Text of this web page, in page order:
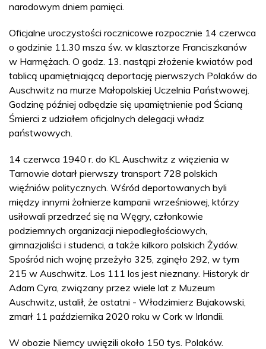
narodowym dniem pamięci.
Oficjalne uroczystości rocznicowe rozpocznie 14 czerwca
o godzinie 11.30 msza św. w klasztorze Franciszkanów
w Harmężach. O godz. 13. nastąpi złożenie kwiatów pod
tablicą upamiętniającą deportację pierwszych Polaków do
Auschwitz na murze Małopolskiej Uczelnia Państwowej.
Godzinę później odbędzie się upamiętnienie pod Ścianą
Śmierci z udziałem oficjalnych delegacji władz
państwowych.
14 czerwca 1940 r. do KL Auschwitz z więzienia w
Tarnowie dotarł pierwszy transport 728 polskich
więźniów politycznych. Wśród deportowanych byli
między innymi żołnierze kampanii wrześniowej, którzy
usiłowali przedrzeć się na Węgry, członkowie
podziemnych organizacji niepodległościowych,
gimnazjaliści i studenci, a także kilkoro polskich Żydów.
Spośród nich wojnę przeżyło 325, zginęło 292, w tym
215 w Auschwitz. Los 111 los jest nieznany. Historyk dr
Adam Cyra, związany przez wiele lat z Muzeum
Auschwitz, ustalił, że ostatni - Włodzimierz Bujakowski,
zmarł 11 października 2020 roku w Cork w Irlandii.
W obozie Niemcy uwięzili około 150 tys. Polaków.